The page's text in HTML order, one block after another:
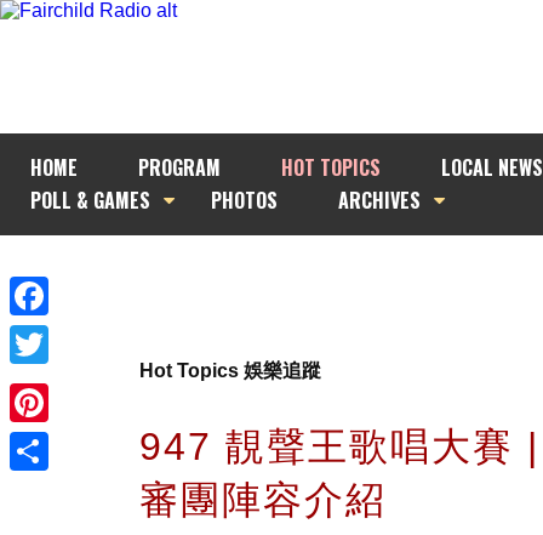
HOME PROGRAM HOT TOPICS
LOCAL NEWS
POLL & GAMES
PHOTOS ARCHIVES
Facebook
Twitter
Pinterest
Hot Topics 娛樂追蹤
947 靚聲王歌唱大賽
審團陣容介紹